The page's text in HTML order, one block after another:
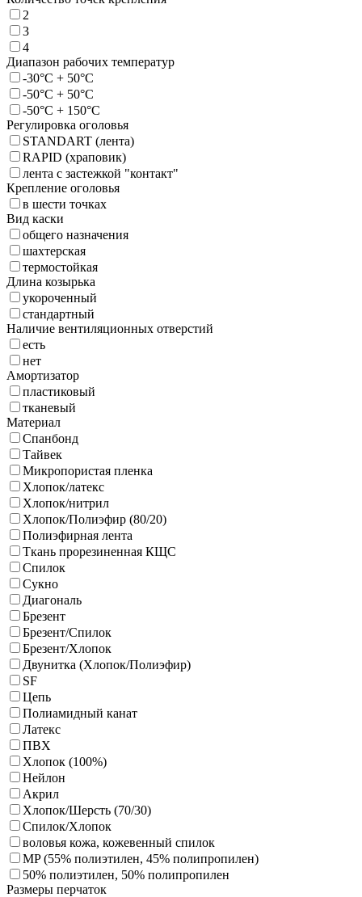
2
3
4
Диапазон рабочих температур
-30°C + 50°C
-50°C + 50°C
-50°C + 150°C
Регулировка оголовья
STANDART (лента)
RAPID (храповик)
лента с застежкой "контакт"
Крепление оголовья
в шести точках
Вид каски
общего назначения
шахтерская
термостойкая
Длина козырька
укороченный
стандартный
Наличие вентиляционных отверстий
есть
нет
Амортизатор
пластиковый
тканевый
Материал
Спанбонд
Тайвек
Микропористая пленка
Хлопок/латекс
Хлопок/нитрил
Хлопок/Полиэфир (80/20)
Полиэфирная лента
Ткань прорезиненная КЩС
Спилок
Сукно
Диагональ
Брезент
Брезент/Спилок
Брезент/Хлопок
Двунитка (Хлопок/Полиэфир)
SF
Цепь
Полиамидный канат
Латекс
ПВХ
Хлопок (100%)
Нейлон
Акрил
Хлопок/Шерсть (70/30)
Спилок/Хлопок
воловья кожа, кожевенный спилок
MP (55% полиэтилен, 45% полипропилен)
50% полиэтилен, 50% полипропилен
Размеры перчаток